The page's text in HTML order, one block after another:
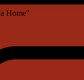
Home"